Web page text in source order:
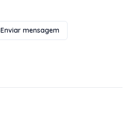
Enviar mensagem